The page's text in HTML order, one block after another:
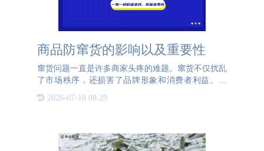
商品防窜货的影响以及重要性
窜货问题一直是许多商家头疼的难题。窜货不仅扰乱
了市场秩序，还损害了品牌形象和消费者利益。因
货的影响以及防窜货的重要性。首先，窜货对市场的
2026-07-18 08:29